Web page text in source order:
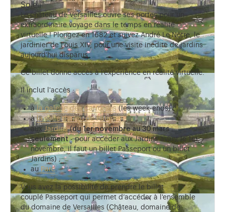
Soleil"
Le château de Versailles ouvre ses portes pour un
extraordinaire voyage dans le temps en réalité
virtuelle ! Plongez en 1682 et suivez André Le Nôtre, le
jardinier de Louis XIV, pour une visite inédite de jardins
aujourd'hui disparus.
Ce billet donne accès à l'expérience en réalité virtuelle.
Il inclut l'accès :
àla galerie des Carrosses (les week-ends) ;
àla salle du Jeu de Paume;
aux Jardins(du 1er novembre au 30 mars
seulement- pour accéder aux Jardins avant le 1er
novembre, il faut un billet Passeport ou un billet
Jardins) ;
au Parc.
Vous avez la possibilité de prendre le billet
couplé Passeport qui permet d’accéder à l'ensemble
du domaine de Versailles (Château, domaine de